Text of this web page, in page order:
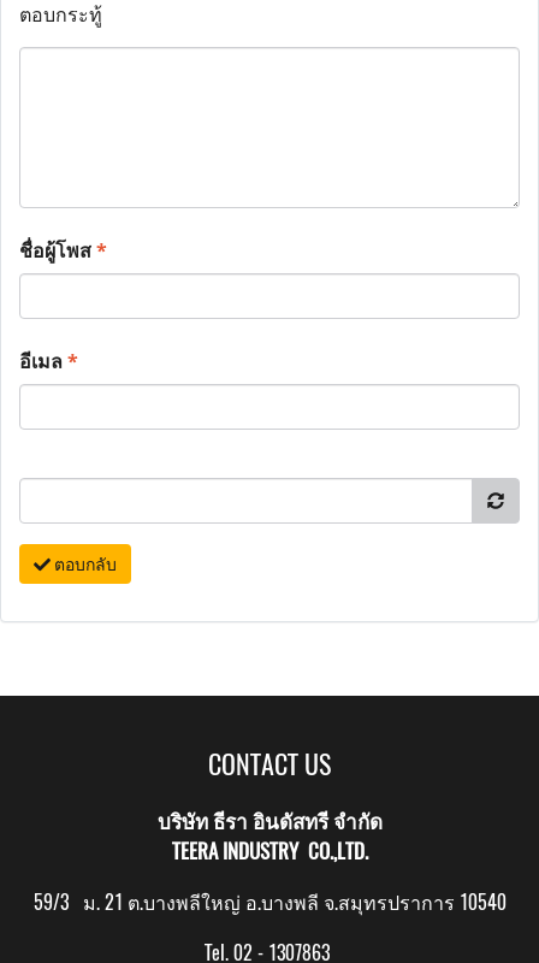
ตอบกระทู้
ชื่อผู้โพส*
อีเมล*
ตอบกลับ
CONTACT US
บริษัท ธีรา อินดัสทรี จำกัด
TEERA INDUSTRY CO.,LTD.
59/3 ม. 21 ต.บางพลีใหญ่ อ.บางพลี จ.สมุทรปราการ 10540
Tel. 02 - 1307863